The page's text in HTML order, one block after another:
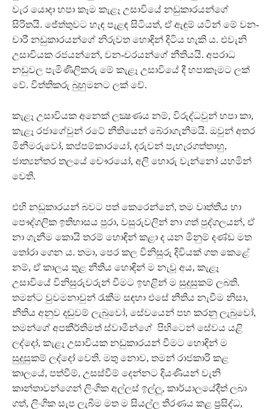
වැර යොදා හපා කෑම කැළෑ උසාවියේ නඩුකාරයන්ගේ
සිරිතයි. ජේත්තුවට හැඳ පැළඳ සිටියත්, ඒ ඇඳුම් යටින් මේ වන-
චාරී නඩුකාරයන්ගේ නිරුවත හොඳින් දිටිය හැකි ය. එවැනි
උසාවියක රජයන්නේ, වන-චරයන්ගේ නීතියයි. අපරාධ
නඩුවල පැමිණිලිකරු මේ කැළෑ උසාවියේ දී හපාකෑමට ලක්
වේ. විත්තිකරු බුහුමනට ලක් වේ.
කැළෑ උසාවියක අනෙක් ලක්‍ෂණය නම්, විරුද්ධවුන් හපා කා,
කැළෑ රජාගේවුන් රටේ නීතියෙන් බේරාගැනීමයි. ඔවුන් අතර
මිනීමරුවෝ, කප්පම්කාරයෝ, දරුවන් පැහැරගත්තාහු,
ජාත්‍යන්තර තලයේ චෞරයෝ, අලි හොරු වැන්නෝ යහමින්
වෙති.
එහි නඩුකාරයන් බවට පත් කෙරෙන්නේ, තම වෘත්තීය හා
පෞද්ගලික ඉතිහාසය පුරා, වසුරුවලින් නා ගත් පුද්ගලයන්, ඒ
නා ගැනීම කොයි තරම් හොඳින් කළා ද යන මිනුම් දණ්ඩ මත
තෝරා ගෙන ය. තමා, පෙර කල විනිසුරු දිවියක් ගත කෙළේ
නම්, ඒ කාලය තුළ නීතිය හොඳින් ම නැවූ අය, කැළෑ
උසාවියේ විනිසුරුවරුන් වීමට ඉහළින් ම සුදුසුකම් ලබති.
තමන්ට වුවමනාවුන් රැකීම සඳහා එසේ නීතිය නැවීම නිසා,
නීතිය අනුව දඬුවම් ලැබුවෝ, සේවයෙන් පහ කරනු ලැබුවෝ,
තමන්ගේ අපකීර්තිමත් ස්වාමීන්ගේ පිහිටෙන් සේවය යළි
ලද්දෝ, කැළෑ උසාවියක නඩුකාරයන් වීමට හොඳින් ම
සුදුසුකම් ලද්දෝ වෙති. මතු නොව, තමන් රාජකාරි කළ
කාලයේ, පත්වීම්, උසස්වීම් දෙන්නට දියණියන් වැනි
කාන්තාවන්ගෙන් ලිංගික අල්ලස් ඉල්ලූ, කාර්යාලයේදීත් ලබා
ගත්, ලිංගික සැප ලැබීම මත ම සියල්ල තීරණය කළ ප්‍රසිද්ධ,